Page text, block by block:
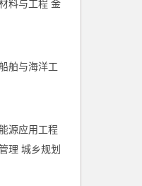
料与工程 金
舶与海洋工
源应用工程
理 城乡规划